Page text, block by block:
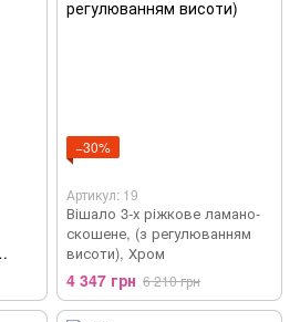
−30%
Артикул: 19
Вішало 3-х ріжкове ламано-
скошене, (з регулюванням
висоти), Хром
4 347 грн 6 210 грн